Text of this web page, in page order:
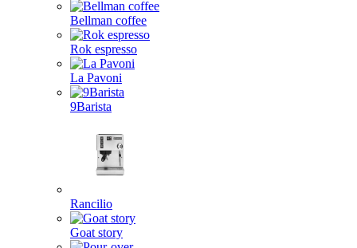
Bellman coffee
Rok espresso
La Pavoni
9Barista
Rancilio
Goat story